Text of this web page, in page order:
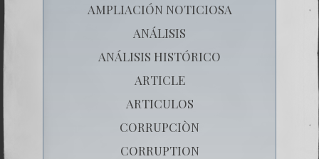
AMPLIACIÓN NOTICIOSA
ANÁLISIS
ANÁLISIS HISTÓRICO
ARTICLE
ARTICULOS
CORRUPCIÒN
CORRUPTION